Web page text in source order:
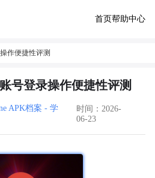
首页帮助中心
作便捷性评测
号登录操作便捷性评测
APK档案 - 学
时间：2026-
06-23